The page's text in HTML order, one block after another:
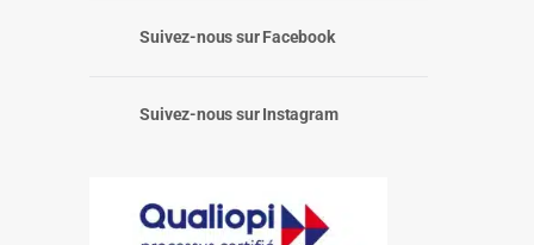
Suivez-nous sur Facebook
Suivez-nous sur Instagram